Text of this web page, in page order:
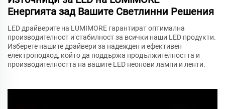
Енергията зад Вашите Светлинни Решения
LED драйверите на LUMIMORE гарантират оптимална
производителност и стабилност за всички наши LED продукти.
Изберете нашите драйвери за надежден и ефективен
електроподход, който да поддържа продължителността и
производителността на вашите LED неонови лампи и ленти.